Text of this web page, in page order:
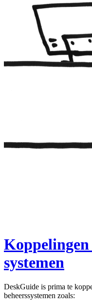
Koppelingen
systemen
DeskGuide is prima te
beheerssystemen zoals: